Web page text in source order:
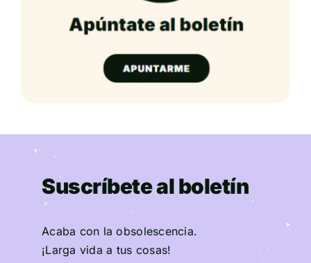
Suscríbete al boletín
Acaba con la obsolescencia.
¡Larga vida a tus cosas!